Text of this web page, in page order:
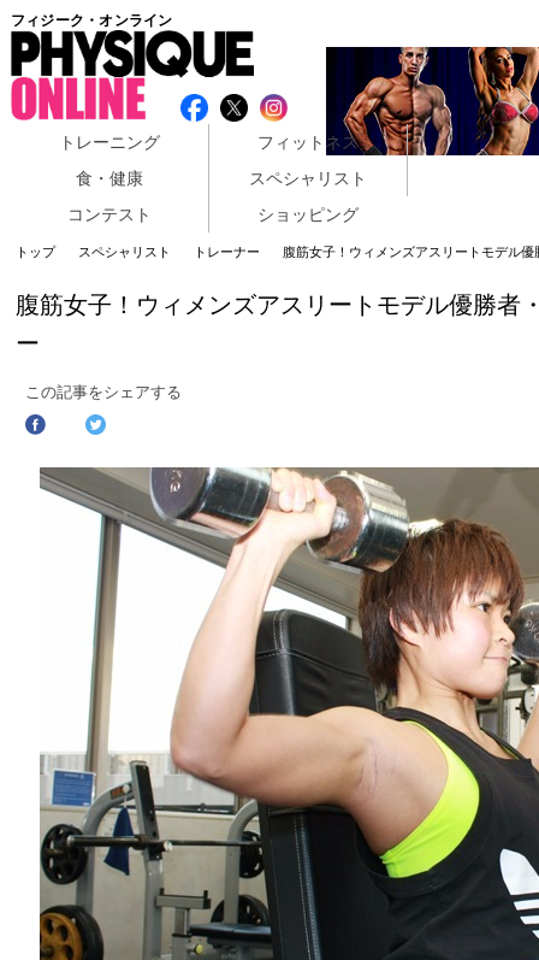
フィジーク・オンライン
トレーニング
フィットネス
食・健康
スペシャリスト
コンテスト
ショッピング
トップ スペシャリスト トレーナー 腹筋女子！ウィメンズアスリートモデル
腹筋女子！ウィメンズアスリートモデル優勝者
ー
この記事をシェアする